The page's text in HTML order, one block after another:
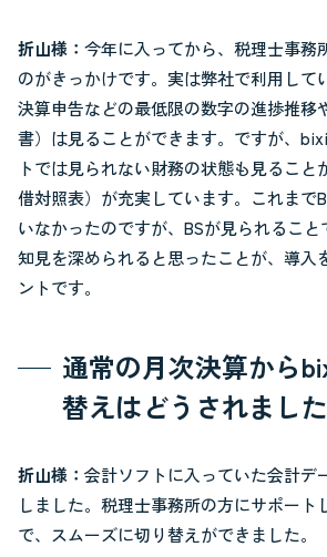
折山様： 今年に入ってから、税理士事務
のがきっかけです。実は弊社で利用して
決算申告などの最低限の数字の進捗推移
書）は見ることができます。ですが、
トでは見られない財務の状態も見ること
借対照表）が充実しています。これまで
いなかったのですが、BSが見られるこ
知見を深められると思ったことが、導入
ントです。
通常の月次決算から
替えはどうされました
折山様： 会計ソフトに入っていた会計デ
しました。税理士事務所の方にサポート
で、スムーズに切り替えができました。